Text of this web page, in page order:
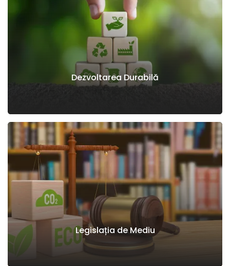
Dezvoltarea Durabilă
Legislația de Mediu